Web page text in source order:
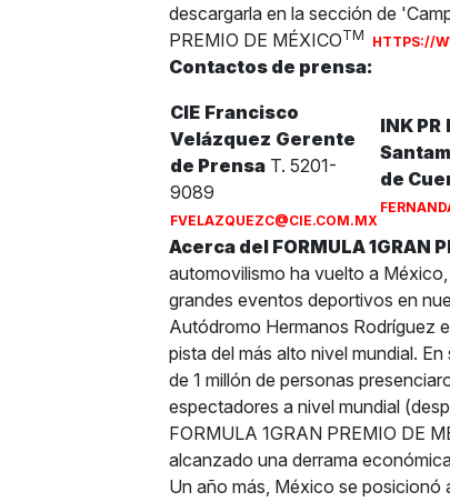
descargarla en la sección de
PREMIO DE MÉXICOTM HTTPS://
Contactos de prensa:
CIE Francisco
Velázquez Gerente
de PrensaT. 5201-
9089
FVELAZQUEZC@CIE.COM.MX
INK PR
de
Acerca del FORMULA 1GRAN
automovilismo ha vuelto a
grandes eventos deportivos en
Autódromo Hermanos Rodríguez
pista del más alto nivel mundial.
de 1 millón de personas
espectadores a nivel mundial
FORMULA 1GRAN PREMIO DE
alcanzado una derrama
Un año más, México se posicionó